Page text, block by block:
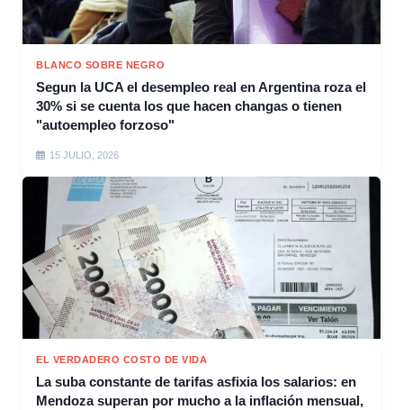
BLANCO SOBRE NEGRO
Segun la UCA el desempleo real en Argentina roza el
30% si se cuenta los que hacen changas o tienen
"autoempleo forzoso"
15 JULIO, 2026
EL VERDADERO COSTO DE VIDA
La suba constante de tarifas asfixia los salarios: en
Mendoza superan por mucho a la inflación mensual,